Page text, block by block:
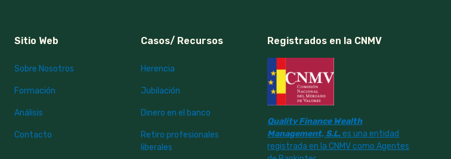
Sitio Web
Sobre Nosotros
Formación
Análisis
Contacto
Casos/ Recursos
Herencia
Jubilación
Dinero en el banco
Retiro profesionales
liberales
Registrados en la CNMV
Quality Finance Wealth
Management, S.L.es una entidad
registrada en la CNMV como Agentes